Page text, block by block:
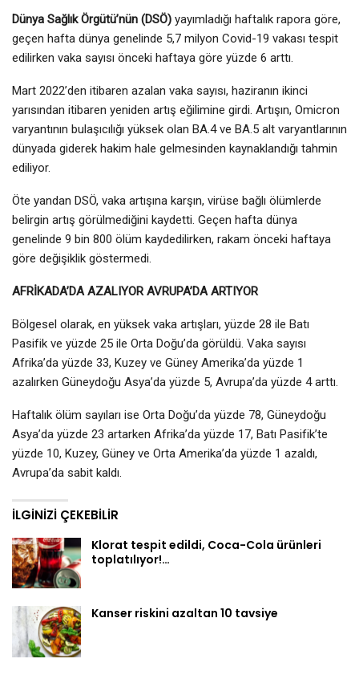
Dünya Sağlık Örgütü’nün (DSÖ) yayımladığı haftalık rapora göre,
geçen hafta dünya genelinde 5,7 milyon Covid-19 vakası tespit
edilirken vaka sayısı önceki haftaya göre yüzde 6 arttı.
Mart 2022’den itibaren azalan vaka sayısı, haziranın ikinci
yarısından itibaren yeniden artış eğilimine girdi. Artışın, Omicron
varyantının bulaşıcılığı yüksek olan BA.4 ve BA.5 alt varyantlarının
dünyada giderek hakim hale gelmesinden kaynaklandığı tahmin
ediliyor.
Öte yandan DSÖ, vaka artışına karşın, virüse bağlı ölümlerde
belirgin artış görülmediğini kaydetti. Geçen hafta dünya
genelinde 9 bin 800 ölüm kaydedilirken, rakam önceki haftaya
göre değişiklik göstermedi.
AFRİKADA’DA AZALIYOR AVRUPA’DA ARTIYOR
Bölgesel olarak, en yüksek vaka artışları, yüzde 28 ile Batı
Pasifik ve yüzde 25 ile Orta Doğu’da görüldü. Vaka sayısı
Afrika’da yüzde 33, Kuzey ve Güney Amerika’da yüzde 1
azalırken Güneydoğu Asya’da yüzde 5, Avrupa’da yüzde 4 arttı.
Haftalık ölüm sayıları ise Orta Doğu’da yüzde 78, Güneydoğu
Asya’da yüzde 23 artarken Afrika’da yüzde 17, Batı Pasifik’te
yüzde 10, Kuzey, Güney ve Orta Amerika’da yüzde 1 azaldı,
Avrupa’da sabit kaldı.
İLGINIZI ÇEKEBILIR
Klorat tespit edildi, Coca-Cola ürünleri
toplatılıyor!…
Kanser riskini azaltan 10 tavsiye